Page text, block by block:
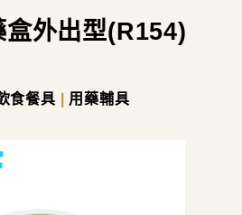
外出型(R154)
食餐具 用藥輔具